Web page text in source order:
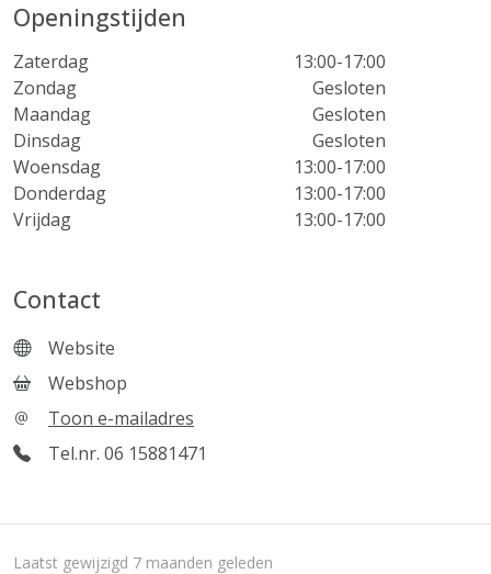
Openingstijden
Zaterdag
13:00-17:00
Zondag
Gesloten
Maandag
Gesloten
Dinsdag
Gesloten
Woensdag
13:00-17:00
Donderdag
13:00-17:00
Vrijdag
13:00-17:00
Contact
Website
Webshop
Toon e-mailadres
Tel.nr. 06 15881471
Laatst gewijzigd 7 maanden geleden